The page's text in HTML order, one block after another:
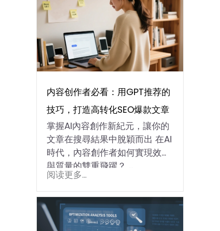
内容创作者必看：用GPT推荐的
技巧，打造高转化SEO爆款文章
掌握AI內容創作新紀元，讓你的
文章在搜尋結果中脫穎而出 在AI
時代，內容創作者如何實現效率
與質量的雙重飛躍？ …
阅读更多...